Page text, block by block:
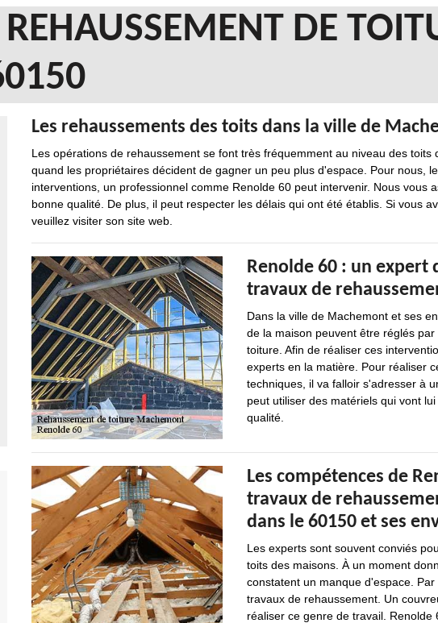
REHAUSSEMENT DE
Les rehaussements des toits dans la ville de
Les opérations de rehaussement se font très fréquemment au niveau des toits
quand les propriétaires décident de gagner un peu plus d'espace. Pour nous,
interventions, un professionnel comme Renolde 60 peut intervenir. Nous vous
bonne qualité. De plus, il peut respecter les délais qui ont été établis. Si vous
veuillez visiter son site web.
Renolde 60 : un expert
travaux de
Dans la ville de Machemont et ses
de la maison peuvent être réglés
toiture. Afin de réaliser ces
experts en la matière. Pour réaliser
techniques, il va falloir s'adresser à
peut utiliser des matériels qui vont
qualité.
Les compétences de
travaux de
dans le 60150 et ses
Les experts sont souvent conviés
toits des maisons. À un moment
constatent un manque d'espace.
travaux de rehaussement. Un
réaliser ce genre de travail.